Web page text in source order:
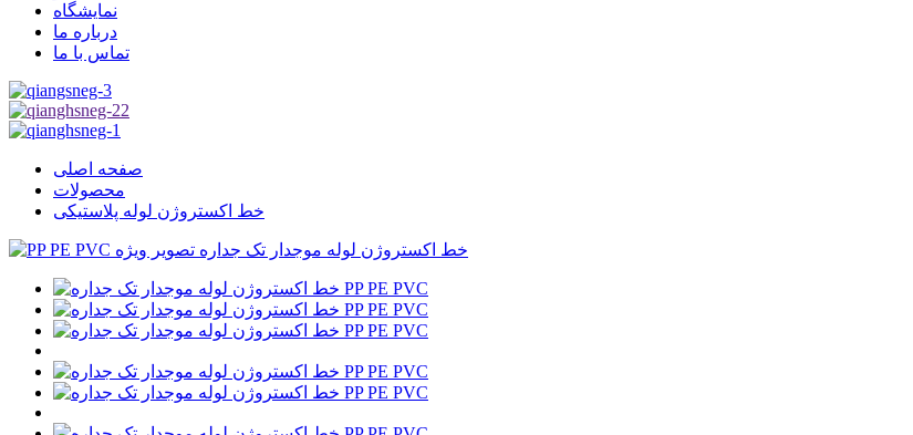
نمایشگاه
درباره ما
تماس با ما
صفحه اصلی
محصولات
خط اکستروژن لوله پلاستیکی